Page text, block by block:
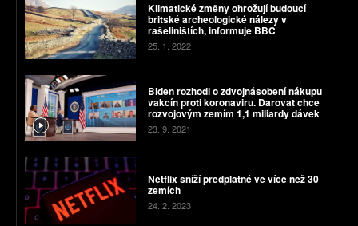
Klimatické změny ohrožují budoucí
britské archeologické nálezy v
rašeliništích, informuje BBC
25. 1. 2022
Biden rozhodl o zdvojnásobení nákupu
vakcín proti koronaviru. Darovat chce
rozvojovým zemím 1,1 miliardy dávek
23. 9. 2021
Netflix sníží předplatné ve více než 30
zemích
24. 2. 2023